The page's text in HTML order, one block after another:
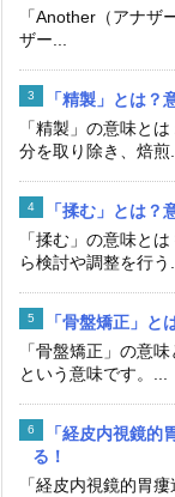
「Another（アナ
ザー...
「精製」とは？
「精製」の意味と
分を取り除き、焙煎
「揉む」とは？
「揉む」の意味と
ら検討や調整を行う
「骨盤矯正」と
「骨盤矯正」の意
という意味です。...
「経皮内視鏡
る！
「経皮内視鏡的胃